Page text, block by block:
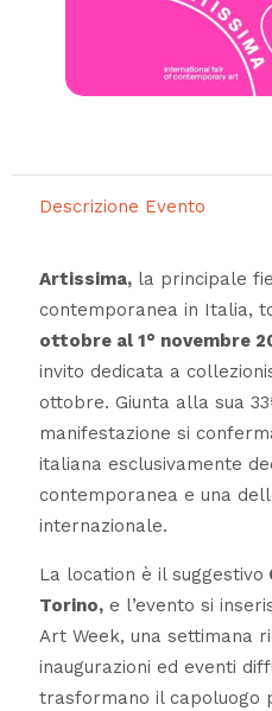
Descrizione Evento
Artissima,la principale
contemporanea in Italia,
ottobre al 1° novembre
invito dedicata a
ottobre. Giunta alla sua
manifestazione si
italiana esclusivamente
contemporanea e una
internazionale.
La location è il suggestivo
Torino,e l’evento si
Art Week, una settimana
inaugurazioni ed eventi
trasformano il capoluogo